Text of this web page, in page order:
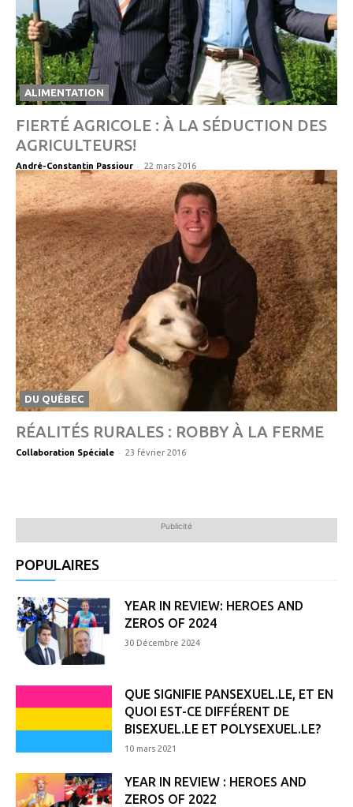
ALIMENTATION
FIERTÉ AGRICOLE : À LA SÉDUCTION DES
AGRICULTEURS!
André-Constantin Passiour - 22 mars 2016
DU QUÉBEC
RÉALITÉS RURALES : ROBBY À LA FERME
Collaboration Spéciale - 23 février 2016
Publicité
POPULAIRES
YEAR IN REVIEW: HEROES AND
ZEROS OF 2024
30 Décembre 2024
QUE SIGNIFIE PANSEXUEL.LE, ET EN
QUOI EST-CE DIFFÉRENT DE
BISEXUEL.LE ET POLYSEXUEL.LE?
10 mars 2021
YEAR IN REVIEW : HEROES AND
ZEROS OF 2022